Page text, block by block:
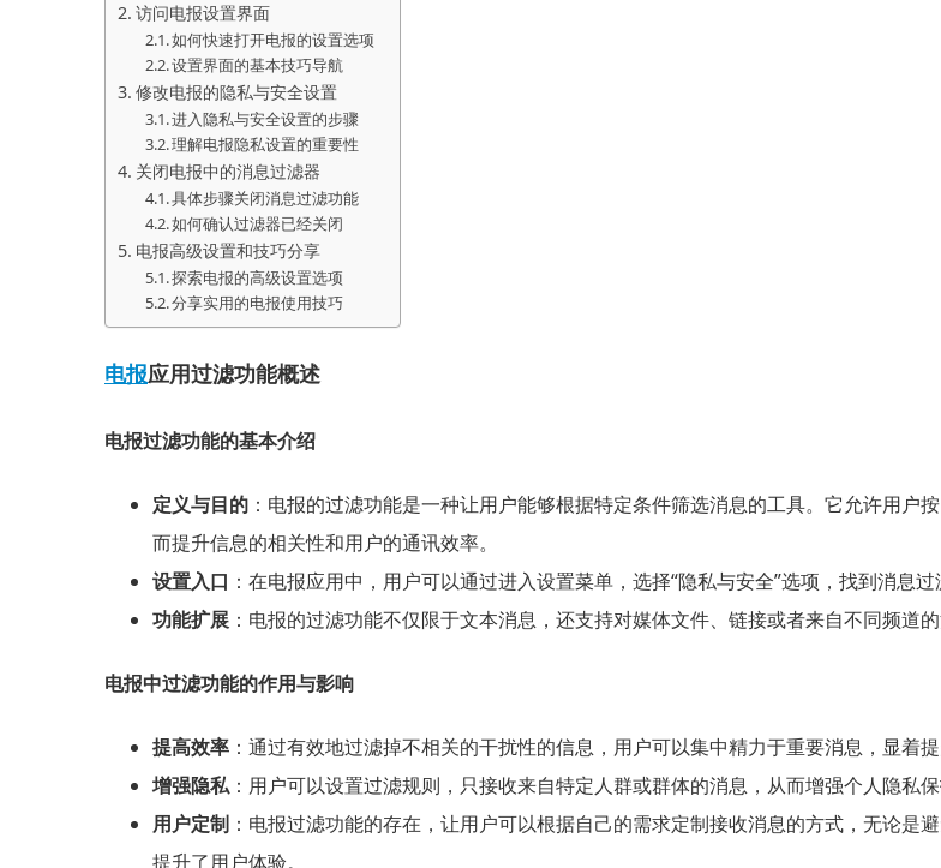
访问电报设置界面
如何快速打开电报的设置选项
设置界面的基本技巧导航
修改电报的隐私与安全设置
进入隐私与安全设置的步骤
理解电报隐私设置的重要性
关闭电报中的消息过滤器
具体步骤关闭消息过滤功能
如何确认过滤器已经关闭
电报高级设置和技巧分享
探索电报的高级设置选项
分享实用的电报使用技巧
电报应用过滤功能概述
电报过滤功能的基本介绍
定义与目的 ：电报的过滤功能是一种让用户能够根据特定条件筛选消息的工具。它允许用
而提升信息的相关性和用户的通讯效率。
设置入口 ：在电报应用中，用户可以通过进入设置菜单，选择“隐私与安全”选项，找到消息过
功能扩展 ：电报的过滤功能不仅限于文本消息，还支持对媒体文件、链接或者来自不同频道
电报中过滤功能的作用与影响
提高效率 ：通过有效地过滤掉不相关的干扰性的信息，用户可以集中精力于重要消息，显着提
增强隐私：用户可以设置过滤规则，只接收来自特定人群或群体的消息，从而增强个人隐私保
用户定制 ：电报过滤功能的存在，让用户可以根据自己的需求定制接收消息的方式，无论
提升了用户体验。